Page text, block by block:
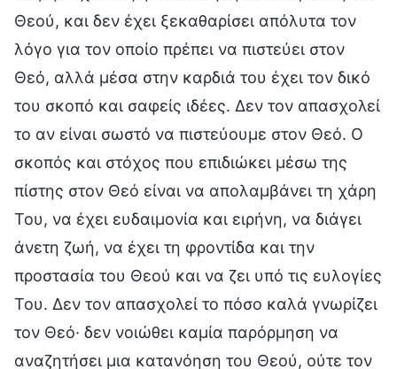
Θεού, και δεν έχει ξεκαθαρίσει απόλυτα τον
λόγο για τον οποίο πρέπει να πιστεύει στον
Θεό, αλλά μέσα στην καρδιά του έχει τον δικό
του σκοπό και σαφείς ιδέες. Δεν τον απασχολεί
το αν είναι σωστό να πιστεύουμε στον Θεό. Ο
σκοπός και στόχος που επιδιώκει μέσω της
πίστης στον Θεό είναι να απολαμβάνει τη χάρη
Του, να έχει ευδαιμονία και ειρήνη, να διάγει
άνετη ζωή, να έχει τη φροντίδα και την
προστασία του Θεού και να ζει υπό τις ευλογίες
Του. Δεν τον απασχολεί το πόσο καλά γνωρίζει
τον Θεό· δεν νοιώθει καμία παρόρμηση να
αναζητήσει μια κατανόηση του Θεού, ούτε τον